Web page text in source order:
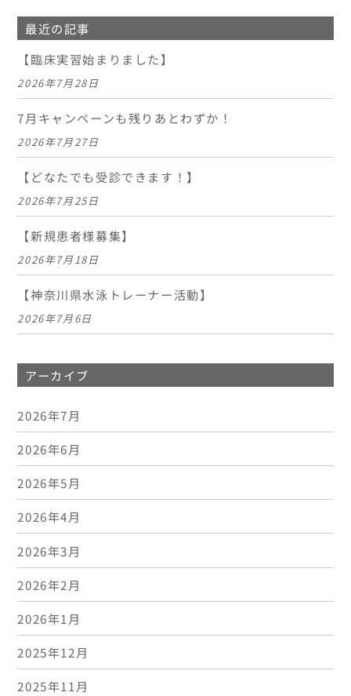
最近の記事
【臨床実習始まりました】
2026年7月28日
7月キャンペーンも残りあとわずか！
2026年7月27日
【どなたでも受診できます！】
2026年7月25日
【新規患者様募集】
2026年7月18日
【神奈川県水泳トレーナー活動】
2026年7月6日
アーカイブ
2026年7月
2026年6月
2026年5月
2026年4月
2026年3月
2026年2月
2026年1月
2025年12月
2025年11月